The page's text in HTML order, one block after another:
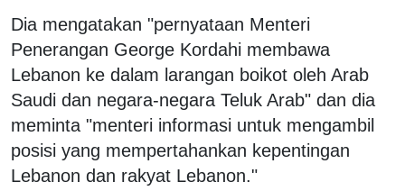
Dia mengatakan "pernyataan Menteri
Penerangan George Kordahi membawa
Lebanon ke dalam larangan boikot oleh Arab
Saudi dan negara-negara Teluk Arab" dan dia
meminta "menteri informasi untuk mengambil
posisi yang mempertahankan kepentingan
Lebanon dan rakyat Lebanon."